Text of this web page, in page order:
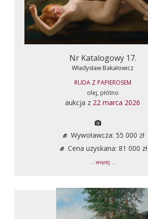
Nr Katalogowy 17.
Władysław Bakałowicz
RUDA Z PAPIEROSEM
olej, płótno
aukcja z 22 marca 2026
Wywoławcza: 55 000 zł
Cena uzyskana: 81 000 zł
... więcej ...